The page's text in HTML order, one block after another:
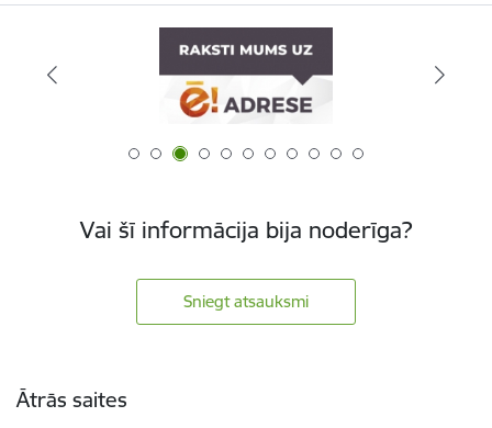
Vai šī informācija bija noderīga?
Sniegt atsauksmi
Ātrās saites